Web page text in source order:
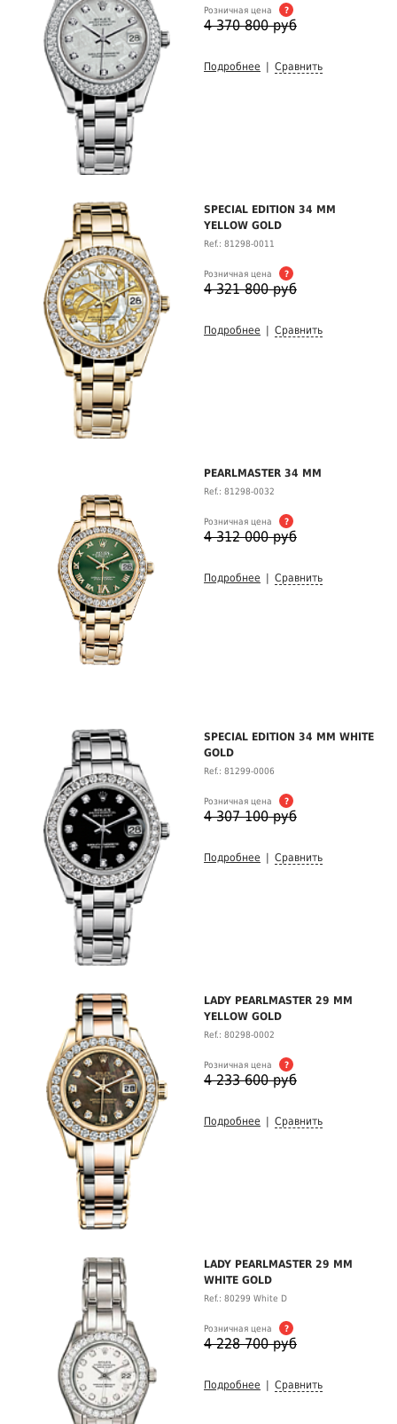
Розничная цена ?
4 370 800 руб
Подробнее Сравнить
SPECIAL EDITION 34 MM
YELLOW GOLD
Ref.: 81298-0011
Розничная цена ?
4 321 800 руб
Подробнее Сравнить
PEARLMASTER 34 MM
Ref.: 81298-0032
Розничная цена ?
4 312 000 руб
Подробнее Сравнить
SPECIAL EDITION 34 MM WHITE
GOLD
Ref.: 81299-0006
Розничная цена ?
4 307 100 руб
Подробнее Сравнить
LADY PEARLMASTER 29 MM
YELLOW GOLD
Ref.: 80298-0002
Розничная цена ?
4 233 600 руб
Подробнее Сравнить
LADY PEARLMASTER 29 MM
WHITE GOLD
Ref.: 80299 White D
Розничная цена ?
4 228 700 руб
Подробнее Сравнить